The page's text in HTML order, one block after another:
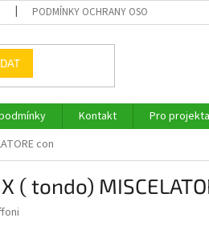
PODMÍNKY OCHRANY OSOBNÍCH ÚDAJŮ
Kontakt
Pro
con
( tondo)